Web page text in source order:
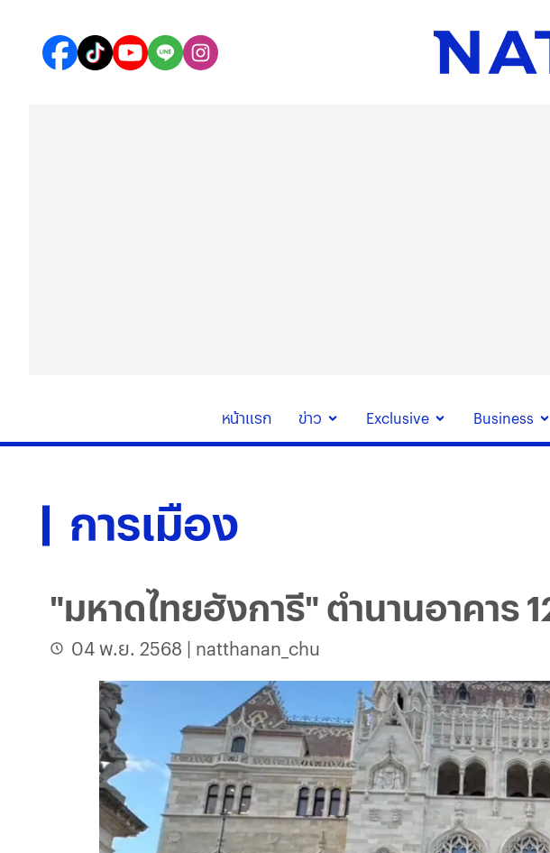
หน้าแรก ข่าว Exclusive Business
การเมือง
"มหาดไทยฮังการี" ตำนานอาคาร
04 พ.ย. 2568 | natthanan_chu